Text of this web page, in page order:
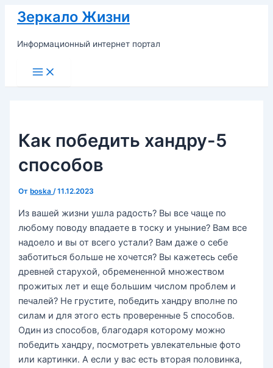
Перейти
содержимому
Зеркало Жизни
Информационный интернет портал
Main
Menu
Как победить хандру-5
способов
От boska/11.12.2023
Из вашей жизни ушла радость? Вы все чаще по
любому поводу впадаете в тоску и уныние? Вам все
надоело и вы от всего устали? Вам даже о себе
заботиться больше не хочется? Вы кажетесь себе
древней старухой, обремененной множеством
прожитых лет и еще большим числом проблем и
печалей? Не грустите, победить хандру вполне по
силам и для этого есть проверенные 5 способов.
Один из способов, благодаря которому можно
победить хандру, посмотреть увлекательные фото
или картинки. А если у вас есть вторая половинка,